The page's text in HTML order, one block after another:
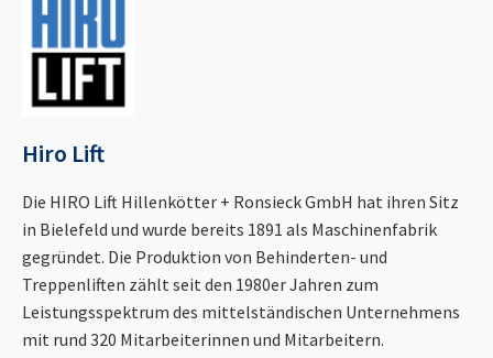
Hiro Lift
Die HIRO Lift Hillenkötter + Ronsieck GmbH hat ihren Sitz
in Bielefeld und wurde bereits 1891 als Maschinenfabrik
gegründet. Die Produktion von Behinderten- und
Treppenliften zählt seit den 1980er Jahren zum
Leistungsspektrum des mittelständischen Unternehmens
mit rund 320 Mitarbeiterinnen und Mitarbeitern.